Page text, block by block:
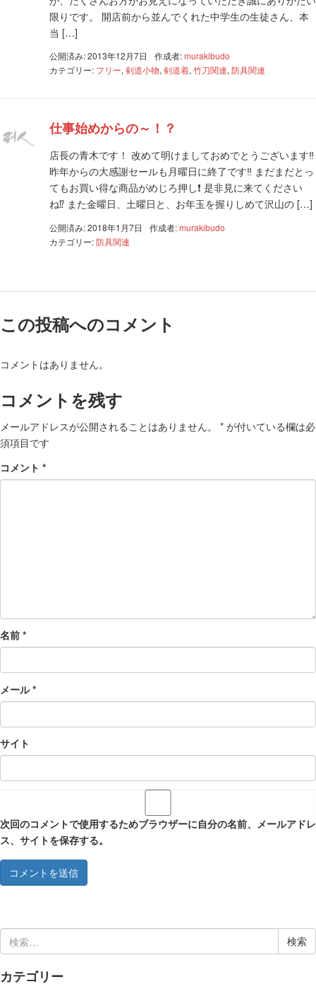
限りです。 開店前から並んでくれた中学生の生徒さん、本
当 […]
公開済み: 2013年12月7日 作成者:murakibudo
カテゴリー: フリー, 剣道小物, 剣道着, 竹刀関連, 防具関連
仕事始めからの～！？
店長の青木です！ 改めて明けましておめでとうございます‼
昨年からの大感謝セールも月曜日に終了です‼ まだまだとっ
てもお買い得な商品がめじろ押し❗ 是非見に来てください
ね⁉ また金曜日、土曜日と、お年玉を握りしめて沢山の […]
公開済み: 2018年1月7日 作成者:murakibudo
カテゴリー:防具関連
この投稿へのコメント
コメントはありません。
コメントを残す
メールアドレスが公開されることはありません。 * が付いている欄は必
須項目です
コメント *
名前 *
メール*
サイト
次回のコメントで使用するためブラウザーに自分の名前、メールアドレ
ス、サイトを保存する。
検
索:
カテゴリー